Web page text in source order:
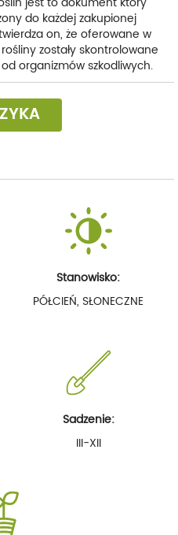
do każdej zakupionej
on, że oferowane w
zostały skontrolowane
organizmów szkodliwych.
Stanowisko:
PÓŁCIEŃ, SŁONECZNE
Sadzenie:
III-XII